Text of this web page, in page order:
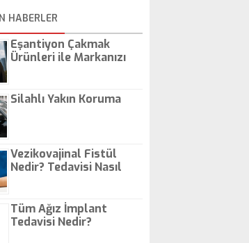
HABERLER
Eşantiyon Çakmak
Ürünleri ile Markanızı
Silahlı Yakın Koruma
Vezikovajinal Fistül
Nedir? Tedavisi Nasıl
Tüm Ağız İmplant
Tedavisi Nedir?